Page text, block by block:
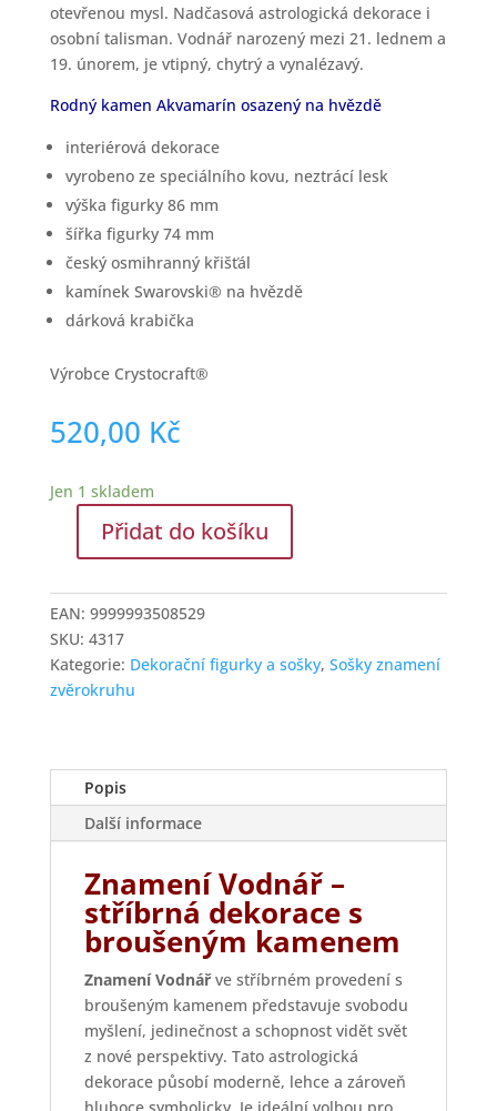
otevřenou mysl. Nadčasová astrologická dekorace i
osobní talisman. Vodnář narozený mezi 21. lednem a
19. únorem, je vtipný, chytrý a vynalézavý.
Rodný kamen Akvamarín osazený na hvězdě
interiérová dekorace
vyrobeno ze speciálního kovu, neztrácí lesk
výška figurky 86 mm
šířka figurky 74 mm
český osmihranný křišťál
kamínek Swarovski® na hvězdě
dárková krabička
Výrobce Crystocraft®
520,00 Kč
Jen 1 skladem
cm
Astrální
znamení
Vodnář
množství
Přidat do košíku
EAN: 9999993508529
SKU: 4317
Kategorie: Dekorační figurky a sošky, Sošky znamení
zvěrokruhu
Popis
Další informace
Znamení Vodnář –
stříbrná dekorace s
broušeným kamenem
Znamení Vodnářve stříbrném provedení s
broušeným kamenem představuje svobodu
myšlení, jedinečnost a schopnost vidět svět
z nové perspektivy. Tato astrologická
dekorace působí moderně, lehce a zároveň